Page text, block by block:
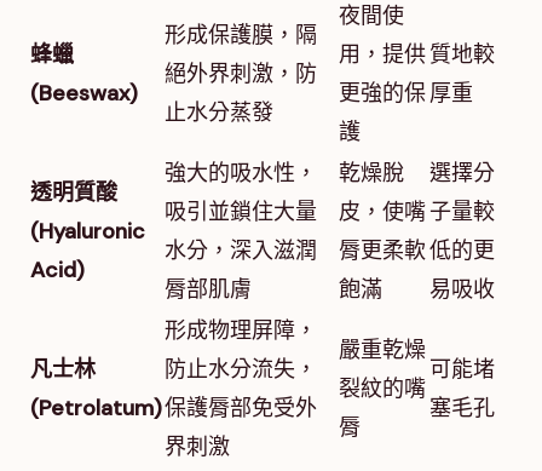
蜂蠟
(Beeswax)
形成保護膜，隔
絕外界刺激，防
止水分蒸發
夜間使
用，提供
更強的保
護
質地較
厚重
透明質酸
(Hyaluronic
Acid)
強大的吸水性，
吸引並鎖住大量
水分，深入滋潤
脣部肌膚
乾燥脫
皮，使嘴
脣更柔軟
飽滿
選擇分
子量較
低的更
易吸收
凡士林
(Petrolatum)
形成物理屏障，
防止水分流失，
保護脣部免受外
界刺激
嚴重乾燥
裂紋的嘴
脣
可能堵
塞毛孔